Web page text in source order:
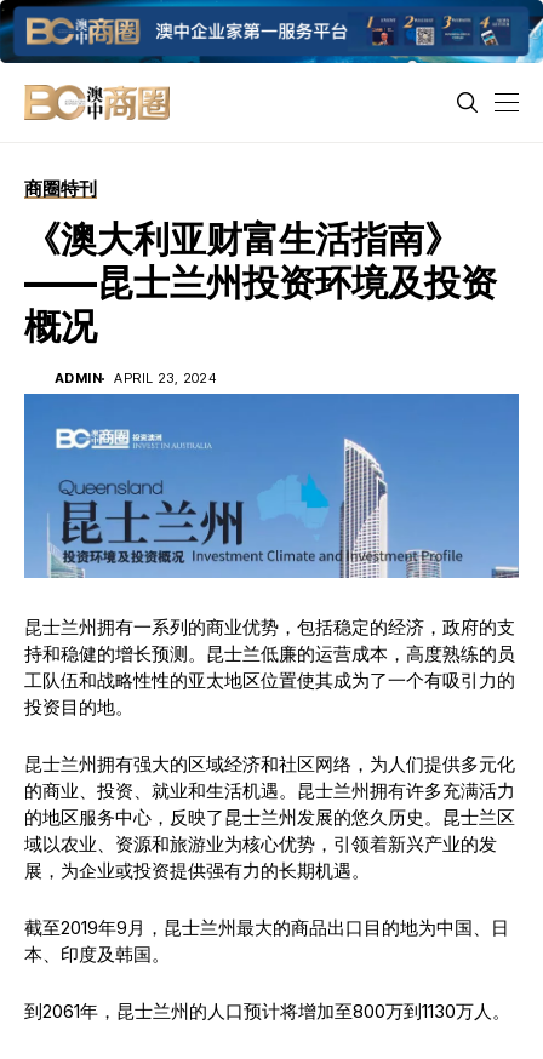
商圈特刊
《澳大利亚财富生活指南》
——昆士兰州投资环境及投资
概况
ADMIN APRIL 23, 2024
昆士兰州拥有一系列的商业优势，包括稳定的经济，政府的支
持和稳健的增长预测。昆士兰低廉的运营成本，高度熟练的员
工队伍和战略性性的亚太地区位置使其成为了一个有吸引力的
投资目的地。
昆士兰州拥有强大的区域经济和社区网络，为人们提供多元化
的商业、投资、就业和生活机遇。昆士兰州拥有许多充满活力
的地区服务中心，反映了昆士兰州发展的悠久历史。昆士兰区
域以农业、资源和旅游业为核心优势，引领着新兴产业的发
展，为企业或投资提供强有力的长期机遇。
截至2019年9月，昆士兰州最大的商品出口目的地为中国、日
本、印度及韩国。
到2061年，昆士兰州的人口预计将增加至800万到1130万人。